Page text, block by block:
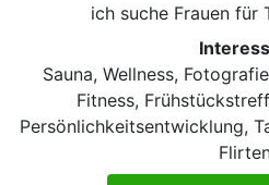
ich suche Frauen für
Sauna, Wellness,
Fitness,
Persönlichkeitsentwicklung,